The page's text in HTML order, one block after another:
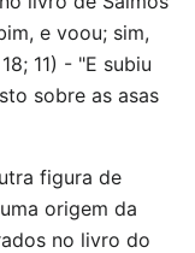
e voou; sim,
11) - "E subiu
sobre as asas
figura de
origem da
no livro do